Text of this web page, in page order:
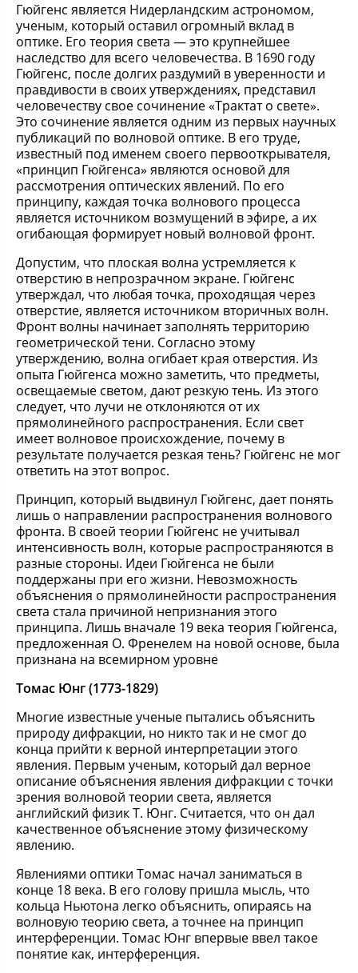
Гюйгенс является Нидерландским астрономом,
ученым, который оставил огромный вклад в
оптике. Его теория света — это крупнейшее
наследство для всего человечества. В 1690 году
Гюйгенс, после долгих раздумий в уверенности и
правдивости в своих утверждениях, представил
человечеству свое сочинение «Трактат о свете».
Это сочинение является одним из первых научных
публикаций по волновой оптике. В его труде,
известный под именем своего первооткрывателя,
«принцип Гюйгенса» являются основой для
рассмотрения оптических явлений. По его
принципу, каждая точка волнового процесса
является источником возмущений в эфире, а их
огибающая формирует новый волновой фронт.
Допустим, что плоская волна устремляется к
отверстию в непрозрачном экране. Гюйгенс
утверждал, что любая точка, проходящая через
отверстие, является источником вторичных волн.
Фронт волны начинает заполнять территорию
геометрической тени. Согласно этому
утверждению, волна огибает края отверстия. Из
опыта Гюйгенса можно заметить, что предметы,
освещаемые светом, дают резкую тень. Из этого
следует, что лучи не отклоняются от их
прямолинейного распространения. Если свет
имеет волновое происхождение, почему в
результате получается резкая тень? Гюйгенс не мог
ответить на этот вопрос.
Принцип, который выдвинул Гюйгенс, дает понять
лишь о направлении распространения волнового
фронта. В своей теории Гюйгенс не учитывал
интенсивность волн, которые распространяются в
разные стороны. Идеи Гюйгенса не были
поддержаны при его жизни. Невозможность
объяснения о прямолинейности распространения
света стала причиной непризнания этого
принципа. Лишь вначале 19 века теория Гюйгенса,
предложенная О. Френелем на новой основе, была
признана на всемирном уровне
Томас Юнг (1773-1829)
Многие известные ученые пытались объяснить
природу дифракции, но никто так и не смог до
конца прийти к верной интерпретации этого
явления. Первым ученым, который дал верное
описание объяснения явления дифракции с точки
зрения волновой теории света, является
английский физик Т. Юнг. Считается, что он дал
качественное объяснение этому физическому
явлению.
Явлениями оптики Томас начал заниматься в
конце 18 века. В его голову пришла мысль, что
кольца Ньютона легко объяснить, опираясь на
волновую теорию света, а точнее на принцип
интерференции. Томас Юнг впервые ввел такое
понятие как, интерференция.